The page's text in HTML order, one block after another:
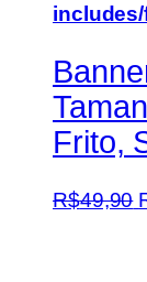
Frito,
R$49,90